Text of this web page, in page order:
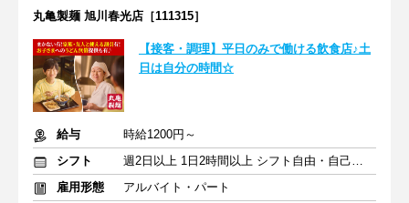
丸亀製麺 旭川春光店［111315］
【接客・調理】平日のみで働ける飲食店♪土
日は自分の時間☆
給与
時給1200円～
シフト
週2日以上 1日2時間以上 シフト自由・自己申告
雇用形態
アルバイト・パート